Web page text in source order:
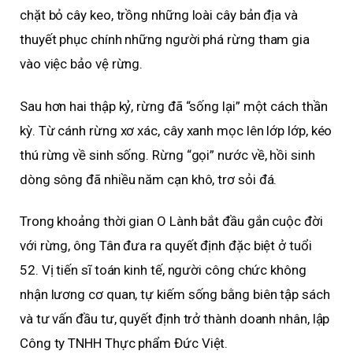
chặt bỏ cây keo, trồng những loài cây bản địa và
thuyết phục chính những người phá rừng tham gia
vào việc bảo vệ rừng.
Sau hơn hai thập kỷ, rừng đã “sống lại” một cách thần
kỳ. Từ cánh rừng xơ xác, cây xanh mọc lên lớp lớp, kéo
thú rừng về sinh sống. Rừng “gọi” nước về, hồi sinh
dòng sông đã nhiều năm cạn khô, trơ sỏi đá.
Trong khoảng thời gian O Lành bắt đầu gắn cuộc đời
với rừng, ông Tân đưa ra quyết định đặc biệt ở tuổi
52. Vị tiến sĩ toán kinh tế, người công chức không
nhận lương cơ quan, tự kiếm sống bằng biên tập sách
và tư vấn đầu tư, quyết định trở thành doanh nhân, lập
Công ty TNHH Thực phẩm Đức Việt.